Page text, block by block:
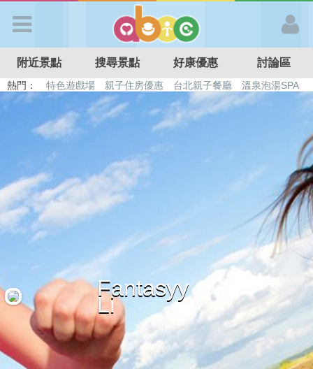
APP登入
首 頁
搜尋景點
好康優惠
最新留言
商家合作
附近景點 搜尋景點 好康優惠 討論區
熱門： 特色遊戲場 親子住房優惠 台北親子餐廳
溫泉泡湯SPA
溜滑梯民宿
觀光工廠 日本親子景點
Fantasyy
Li